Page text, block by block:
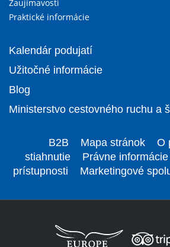
Zaujímavosti
Praktické informácie
Kalendár podujatí
Užitočné informácie
Blog
Ministerstvo cestovného ruchu a
B2B Mapa stránok O
stiahnutie
Právne informácie
prístupnosti
Marketingové